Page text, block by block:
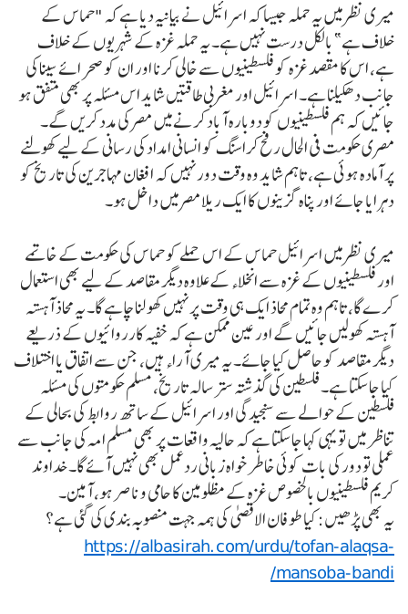
میری نظر میں یہ حملہ جیسا کہ اسرائیل نے بیانیہ دیا ہے کہ "حماس کے
خلاف ہے” بالکل درست نہیں ہے۔ یہ حملہ غزہ کے شہریوں کے خلاف
ہے، اس کا مقصد غزہ کو فلسطینیوں سے خالی کرنا اور ان کو صحرائے سینا کی
جانب دھکیلنا ہے۔ اسرائیل اور مغربی طاقتیں شاید اس مسئلہ پر بھی متفق ہو
جائیں کہ ہم فلسطینیوں کو دوبارہ آباد کرنے میں مصر کی مدد کریں گے۔
مصری حکومت فی الحال رفح کراسنگ کو انسانی امداد کی رسانی کے لیے کھولنے
پر آمادہ ہوئی ہے، تاہم شاید وہ وقت دور نہیں کہ افغان مہاجرین کی تاریخ کو
دہرایا جائے اور پناہ گزینوں کا ایک ریلا مصر میں داخل ہو۔
میری نظر میں اسرائیل حماس کے اس حملے کو حماس کی حکومت کے خاتمے
اور فلسطینیوں کے غزہ سے انخلاء کے علاوہ دیگر مقاصد کے لیے بھی استعمال
کرے گا، تاہم وہ تمام محاذ ایک ہی وقت پر نہیں کھولنا چاہے گا۔ یہ محاذ آہستہ
آہستہ کھولیں جائیں گے اور عین ممکن ہے کہ خفیہ کارروائیوں کے ذریعے
دیگر مقاصد کو حاصل کیا جائے۔ یہ میری آراء ہیں، جن سے اتفاق یا اختلاف
کیا جاسکتا ہے۔ فلسطین کی گذشتہ ستر سالہ تاریخ، مسلم حکومتوں کی مسئلہ
فلسطین کے حوالے سے سنجیدگی اور اسرائیل کے ساتھ روابط کی بحالی کے
تناظر میں تو یہی کہا جاسکتا ہے کہ حالیہ واقعات پر بھی مسلم امہ کی جانب سے
عملی تو دور کی بات کوئی خاطر خواہ زبانی ردعمل بھی نہیں آئے گا۔ خداوند
کریم فلسطینیوں بالخصوص غزہ کے مظلومین کا حامی و ناصر ہو، آمین۔
یہ بھی پڑھیں: کیا طوفان الاقصیٰ کی ہمہ جہت منصوبہ بندی کی گئی ہے؟
https://albasirah.com/urdu/tofan-alaqsa-
mansoba-bandi/